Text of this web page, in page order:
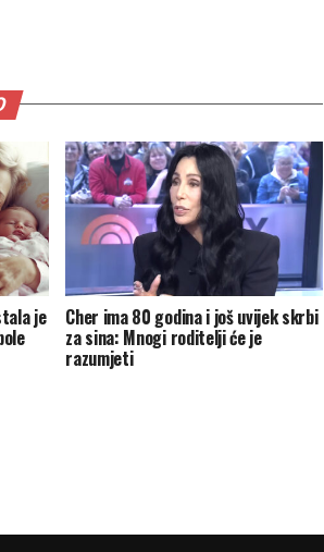
je Cher ima 80 godina i još uvijek skrbi
za sina: Mnogi roditelji će je
razumjeti